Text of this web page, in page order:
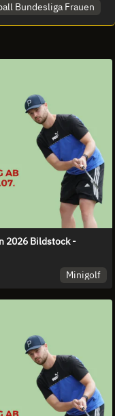
Bundesliga Frauen
2026 Bildstock -
Minigolf